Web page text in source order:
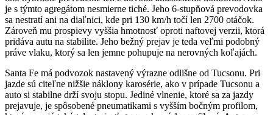
je s týmto agregátom nesmierne tiché. Jeho 6-stupňová prevodovka
sa nestratí ani na diaľnici, kde pri 130 km/h točí len 2700 otáčok.
Zároveň mu prospievy vyššia hmotnosť oproti naftovej verzii, ktorá
pridáva autu na stabilite. Jeho bežný prejav je teda veľmi podobný
práve vlaku, ktorý sa len jemne pohupuje na nerovných koľajách.
Santa Fe má podvozok nastavený výrazne odlišne od Tucsonu. Pri
jazde sú citeľne nižšie náklony karosérie, ako v prípade Tucsonu a
auto si stabilne drží svoju stopu. Jediné vlnenie, ktoré sa za jazdy
prejavuje, je spôsobené pneumatikami s vyšším bočným profilom,